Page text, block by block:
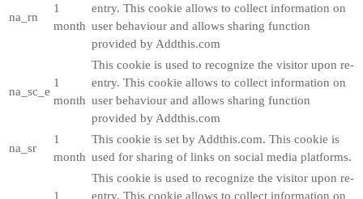
na_rn
1
month
entry. This cookie allows to collect information on
user behaviour and allows sharing function
provided by Addthis.com
na_sc_e
1
month
This cookie is used to recognize the visitor upon re-
entry. This cookie allows to collect information on
user behaviour and allows sharing function
provided by Addthis.com
na_sr
1
month
This cookie is set by Addthis.com. This cookie is
used for sharing of links on social media platforms.
1
This cookie is used to recognize the visitor upon re-
entry. This cookie allows to collect information on